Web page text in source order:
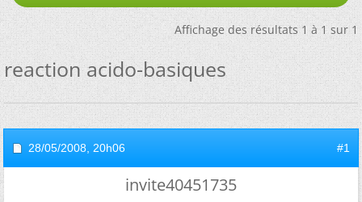
Affichage des résultats 1 à 1 sur 1
reaction acido-basiques
28/05/2008, 20h06 #1
invite40451735